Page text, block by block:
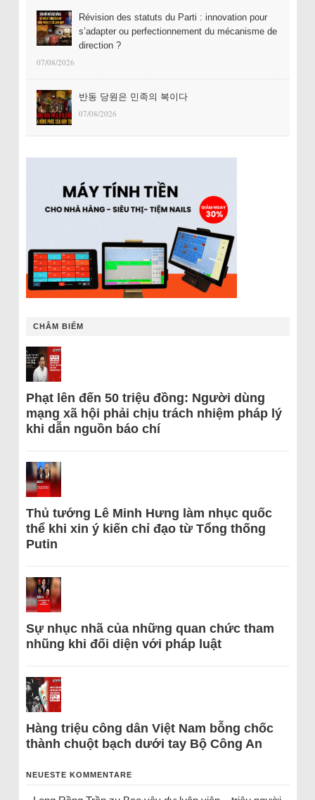
Révision des statuts du Parti : innovation pour
s’adapter ou perfectionnement du mécanisme de
direction ?
07/08/2026
반동 당원은 민족의 복이다
07/08/2026
CHÂM BIẾM
Phạt lên đến 50 triệu đồng: Người dùng
mạng xã hội phải chịu trách nhiệm pháp lý
khi dẫn nguồn báo chí
Thủ tướng Lê Minh Hưng làm nhục quốc
thể khi xin ý kiến chỉ đạo từ Tổng thống
Putin
Sự nhục nhã của những quan chức tham
nhũng khi đối diện với pháp luật
Hàng triệu công dân Việt Nam bỗng chốc
thành chuột bạch dưới tay Bộ Công An
NEUESTE KOMMENTARE